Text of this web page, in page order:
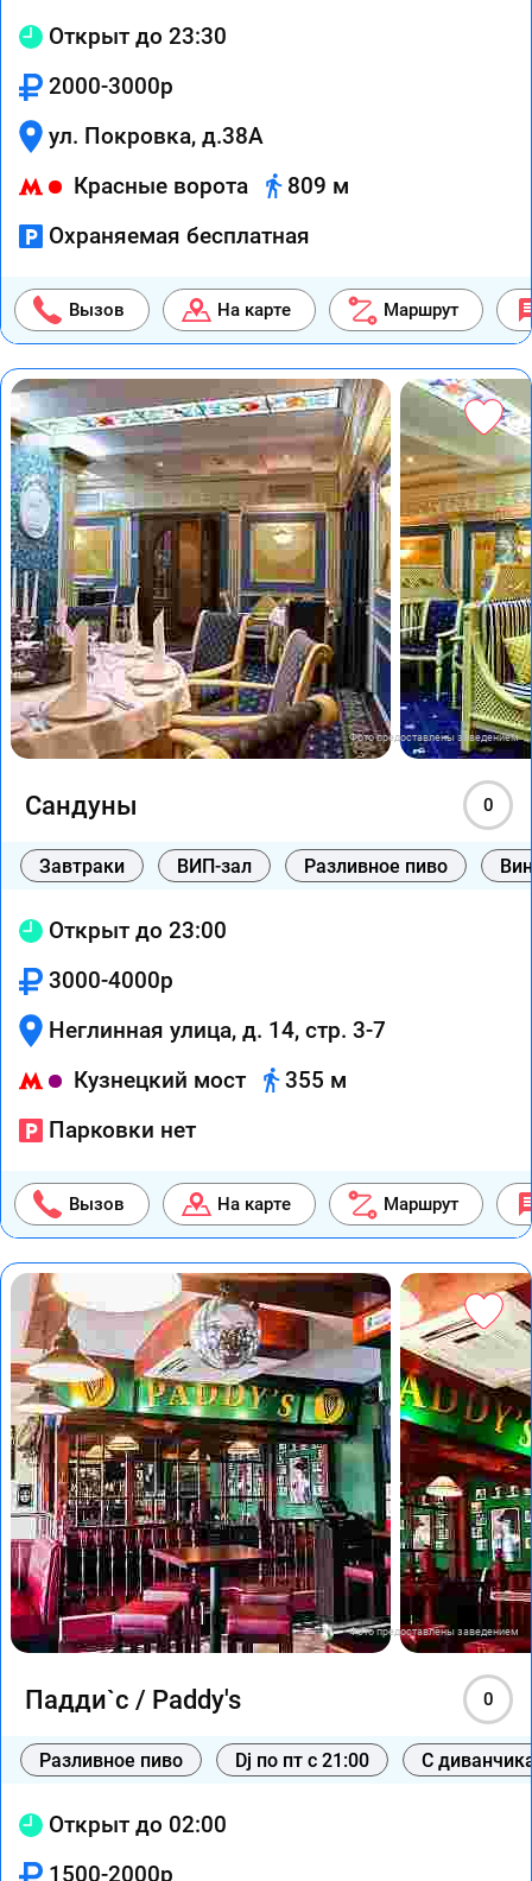
Открыт до 23:30
2000-3000р
ул. Покровка, д.38А
Красные ворота
809 м
Охраняемая бесплатная
Вызов На карте Маршрут
Фото предоставлены заведением
Сандуны 0
Завтраки ВИП-зал Разливное пиво
Открыт до 23:00
3000-4000р
Неглинная улица, д. 14, стр. 3-7
Кузнецкий мост
355 м
Парковки нет
Вызов На карте Маршрут
Фото предоставлены заведением
Падди`с / Paddy's 0
Разливное пиво Dj по пт с 21:00 С
Открыт до 02:00
1500-2000р